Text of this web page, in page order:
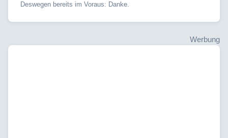
Deswegen bereits im Voraus: Danke.
Werbung